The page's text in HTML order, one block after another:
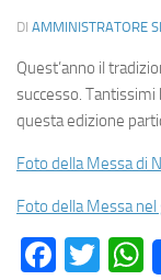
DI AMMINISTRATORE
Quest’anno il
successo.
questa edizione
Foto della Messa di
Foto della Messa